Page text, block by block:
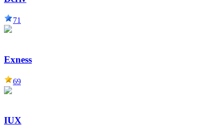
71
Exness
69
IUX